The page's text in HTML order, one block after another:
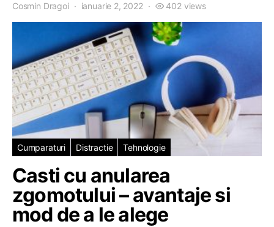
Cosmin Dragoi ianuarie 2, 2022 402 views
Cumparaturi Distractie Tehnologie
Casti cu anularea
zgomotului – avantaje si
mod de a le alege